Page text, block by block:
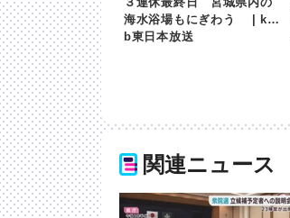
海水浴場もにぎわう | kh
b東日本放送
関連ニュース